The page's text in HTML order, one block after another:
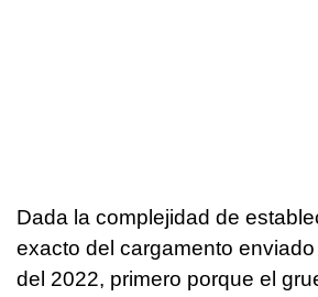
Dada la complejidad de
exacto del cargamento
del 2022, primero porque el